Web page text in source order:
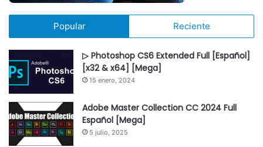
Popular Reciente
▷ Photoshop CS6 Extended Full [Español]
[x32 & x64] [Mega]
15 enero, 2024
Adobe Master Collection CC 2024 Full
Español [Mega]
5 julio, 2025